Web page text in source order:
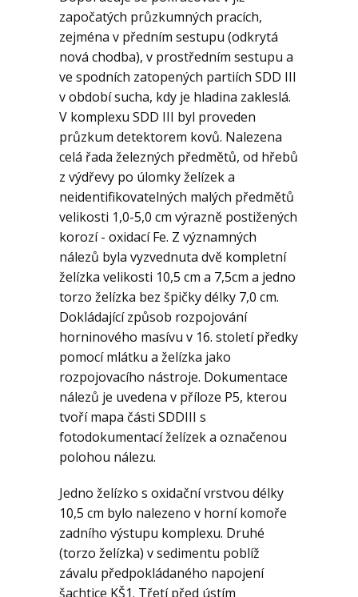
započatých průzkumných pracích,
zejména v předním sestupu (odkrytá
nová chodba), v prostředním sestupu a
ve spodních zatopených partiích SDD III
v období sucha, kdy je hladina zakleslá.
V komplexu SDD III byl proveden
průzkum detektorem kovů. Nalezena
celá řada železných předmětů, od hřebů
z výdřevy po úlomky želízek a
neidentifikovatelných malých předmětů
velikosti 1,0-5,0 cm výrazně postižených
korozí - oxidací Fe. Z významných
nálezů byla vyzvednuta dvě kompletní
želízka velikosti 10,5 cm a 7,5cm a jedno
torzo želízka bez špičky délky 7,0 cm.
Dokládající způsob rozpojování
horninového masívu v 16. století předky
pomocí mlátku a želízka jako
rozpojovacího nástroje. Dokumentace
nálezů je uvedena v příloze P5, kterou
tvoří mapa části SDDIII s
fotodokumentací želízek a označenou
polohou nálezu.
Jedno želízko s oxidační vrstvou délky
10,5 cm bylo nalezeno v horní komoře
zadního výstupu komplexu. Druhé
(torzo želízka) v sedimentu poblíž
závalu předpokládaného napojení
šachtice KŠ1. Třetí před ústím